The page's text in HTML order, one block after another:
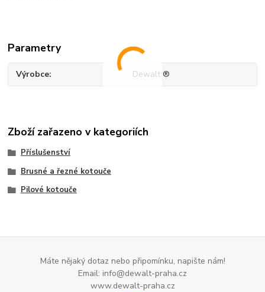
Parametry
Výrobce Dewalt ®
Zboží zařazeno v kategoriích
Příslušenství
Brusné a řezné kotouče
Pilové kotouče
Máte nějaký dotaz nebo připomínku, napište nám!
Email: info@dewalt-praha.cz
www.dewalt-praha.cz